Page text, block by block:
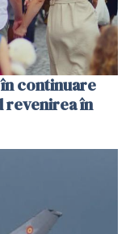
continuare
revenirea în